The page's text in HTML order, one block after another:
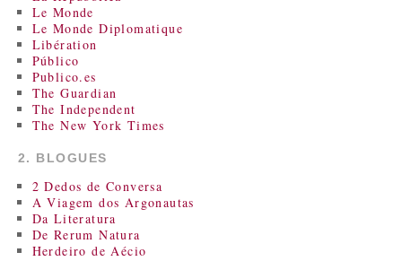
Le Monde
Le Monde Diplomatique
Libération
Público
Publico.es
The Guardian
The Independent
The New York Times
2. BLOGUES
2 Dedos de Conversa
A Viagem dos Argonautas
Da Literatura
De Rerum Natura
Herdeiro de Aécio